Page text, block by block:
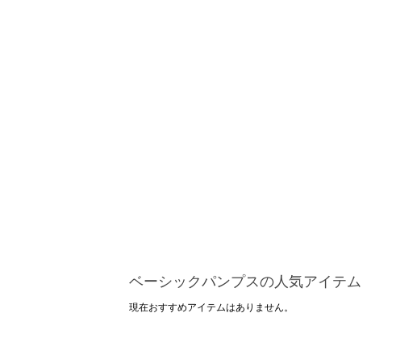
ベーシックパンプスの人気アイテム
現在おすすめアイテムはありません。